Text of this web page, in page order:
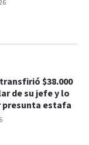
$38.000
de su jefe y lo
estafa